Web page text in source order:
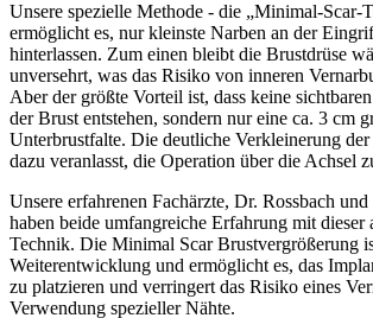
Unsere spezielle Methode - die „Minimal-Scar-
ermöglicht es, nur kleinste Narben an der
hinterlassen. Zum einen bleibt die Brustdrüse
unversehrt, was das Risiko von inneren
Aber der größte Vorteil ist, dass keine
der Brust entstehen, sondern nur eine ca. 3 cm
Unterbrustfalte. Die deutliche Verkleinerung der
dazu veranlasst, die Operation über die Achsel
Unsere erfahrenen Fachärzte, Dr. Rossbach
haben beide umfangreiche Erfahrung mit dieser
Technik. Die Minimal Scar Brustvergrößerung
Weiterentwicklung und ermöglicht es, das
zu platzieren und verringert das Risiko eines
Verwendung spezieller Nähte.